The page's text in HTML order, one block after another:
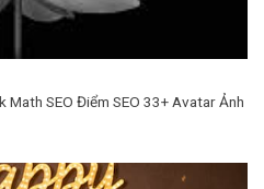
SEO Điểm SEO 33+ Avatar Ảnh